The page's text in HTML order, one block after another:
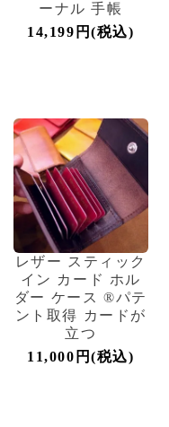
ーナル 手帳
14,199円(税込)
レザー スティック
イン カード ホル
ダー ケース ®パテ
ント取得 カードが
立つ
11,000円(税込)